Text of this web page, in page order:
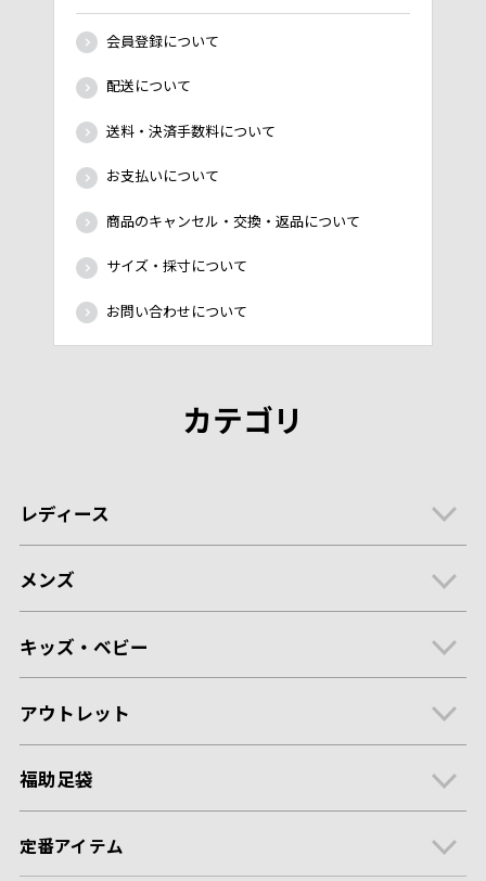
会員登録について
配送について
送料・決済手数料について
お支払いについて
商品のキャンセル・交換・返品について
サイズ・採寸について
お問い合わせについて
カテゴリ
レディース
メンズ
キッズ・ベビー
アウトレット
福助足袋
定番アイテム